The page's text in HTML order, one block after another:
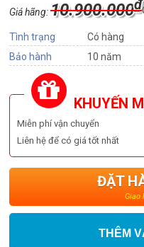
Giá hãng:10.900.000₫
Tình trạng
Có hàng
Bảo hành
10 năm
KHUYẾN
Miễn phí vận chuyển
Liên hệ để có giá tốt nhất
ĐẶT
Giao
THÊM